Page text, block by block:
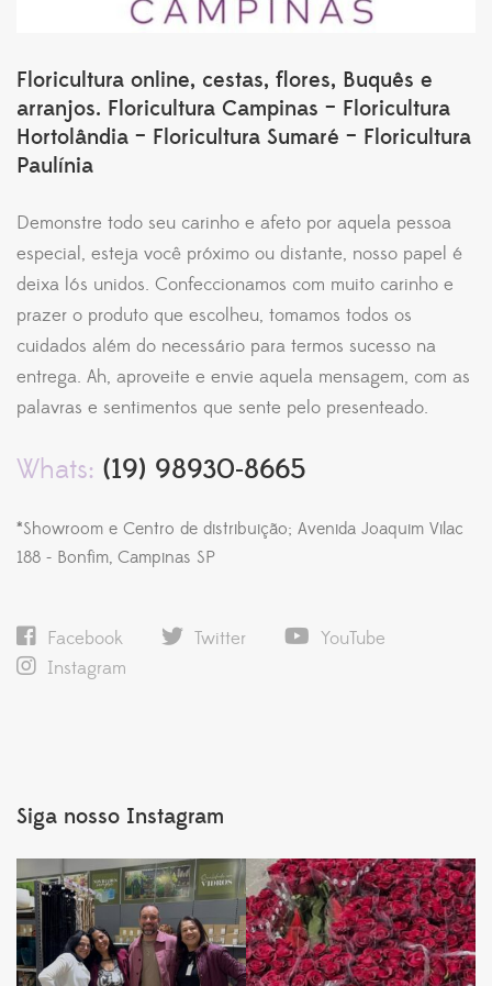
Floricultura online, cestas, flores, Buquês e
arranjos. Floricultura Campinas – Floricultura
Hortolândia – Floricultura Sumaré – Floricultura
Paulínia
Demonstre todo seu carinho e afeto por aquela pessoa
especial, esteja você próximo ou distante, nosso papel é
deixa lós unidos. Confeccionamos com muito carinho e
prazer o produto que escolheu, tomamos todos os
cuidados além do necessário para termos sucesso na
entrega. Ah, aproveite e envie aquela mensagem, com as
palavras e sentimentos que sente pelo presenteado.
Whats: (19) 98930-8665
*Showroom e Centro de distribuição; Avenida Joaquim Vilac
188 - Bonfim, Campinas SP
Facebook Twitter
YouTube
Instagram
Siga nosso Instagram